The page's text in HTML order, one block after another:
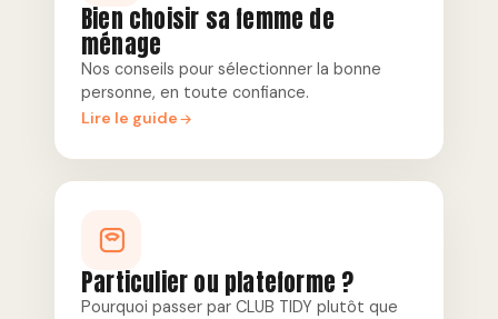
Bien choisir sa femme de
ménage
Nos conseils pour sélectionner la bonne
personne, en toute confiance.
Lire le guide
Particulier ou plateforme ?
Pourquoi passer par CLUB TIDY plutôt que